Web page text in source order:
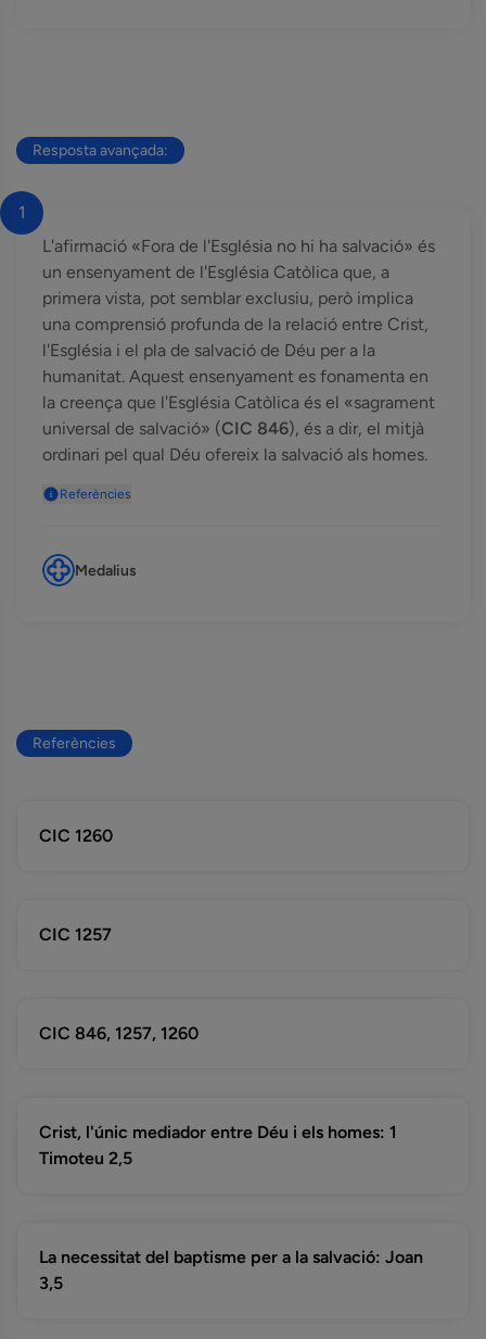
Resposta avançada:
1
L'afirmació «Fora de l'Església no hi ha salvació» és
un ensenyament de l'Església Catòlica que, a
primera vista, pot semblar exclusiu, però implica
una comprensió profunda de la relació entre Crist,
l'Església i el pla de salvació de Déu per a la
humanitat. Aquest ensenyament es fonamenta en
la creença que l'Església Catòlica és el «sagrament
universal de salvació» (CIC 846), és a dir, el mitjà
ordinari pel qual Déu ofereix la salvació als homes.
Referències
Medalius
Referències
CIC 1260
CIC 1257
CIC 846, 1257, 1260
Crist, l'únic mediador entre Déu i els homes: 1
Timoteu 2,5
La necessitat del baptisme per a la salvació: Joan
3,5